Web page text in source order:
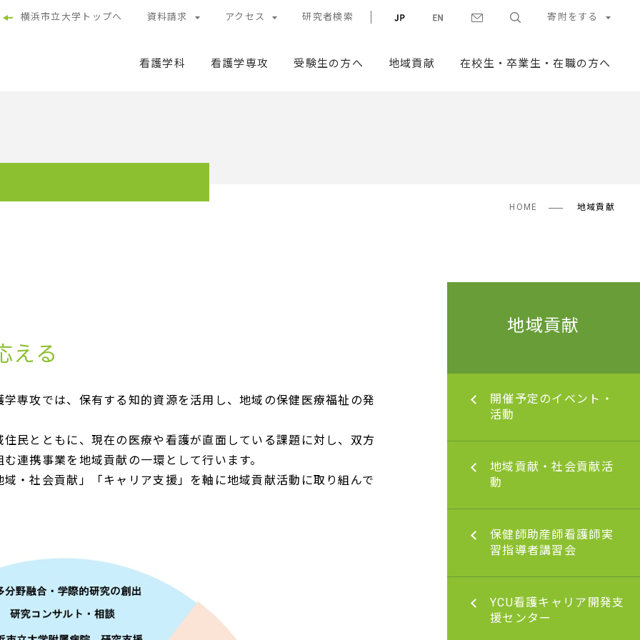
横浜市立大学トップへ 資料請求 アクセス 研究者検索 寄附をする
看護学科 看護学専攻 受験生の方へ 地域貢献 在校生・卒業生・在職の方へ
HOME 地域貢献
える
専攻では、保有する知的資源を活用し、地域の保健医療福祉の発
民とともに、現在の医療や看護が直面している課題に対し、双方
連携事業を地域貢献の一環として行います。
・社会貢献」「キャリア支援」を軸に地域貢献活動に取り組んで
地域貢献
開催予定のイベント・
活動
開催予定のイベント・活動
地域貢献・社会貢献活
動
保健師助産師看護師実
習指導者講習会
YCU看護キャリア開発支
援センター